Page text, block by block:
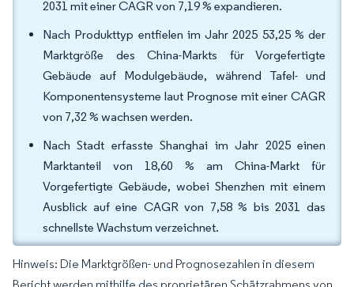
2031 mit einer CAGR von 7,19 % expandieren.
Nach Produkttyp entfielen im Jahr 2025 53,25 % der
Marktgröße des China-Markts für Vorgefertigte
Gebäude auf Modulgebäude, während Tafel- und
Komponentensysteme laut Prognose mit einer CAGR
von 7,32 % wachsen werden.
Nach Stadt erfasste Shanghai im Jahr 2025 einen
Marktanteil von 18,60 % am China-Markt für
Vorgefertigte Gebäude, wobei Shenzhen mit einem
Ausblick auf eine CAGR von 7,58 % bis 2031 das
schnellste Wachstum verzeichnet.
Hinweis: Die Marktgrößen- und Prognosezahlen in diesem